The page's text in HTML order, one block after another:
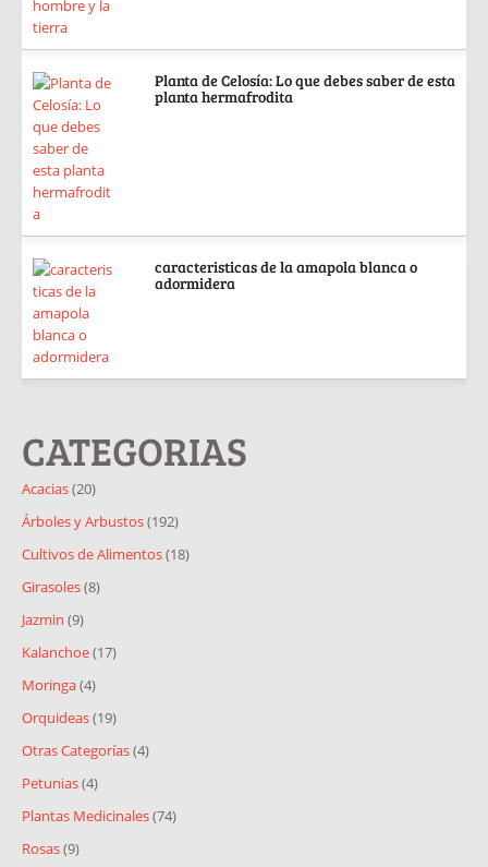
Planta de Celosía: Lo que debes saber de esta
planta hermafrodita
caracteristicas de la amapola blanca o
adormidera
CATEGORIAS
Acacias(20)
Árboles y Arbustos(192)
Cultivos de Alimentos(18)
Girasoles(8)
Jazmin (9)
Kalanchoe(17)
Moringa(4)
Orquideas(19)
Otras Categorías(4)
Petunias(4)
Plantas Medicinales(74)
Rosas(9)